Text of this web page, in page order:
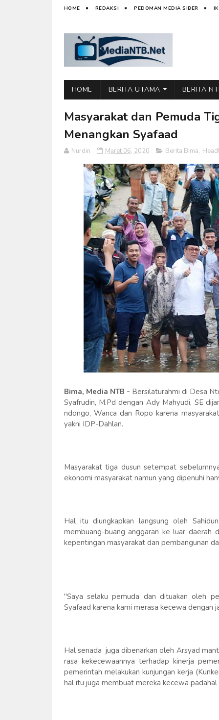
HOME REDAKSI PEDOMAN MEDIA SIBER
HOME BERITA UTAMA BERITA
Masyarakat dan Pemuda
Menangkan Syafaad
Nurdin Maret 06, 2020 Berita Bima,
Bima, Media NTB - Bersilaturahmi di Desa
Syafrudin, M.Pd dengan Ady Mahyudi, SE
ndongo, Wanca dan Ropo karena
yakni IDP-Dahlan.
Masyarakat tiga dusun setempat
ekonomi masyarakat namun yang dipenuhi
Hal itu diungkapkan langsung oleh
membuang-buang anggaran ke luar daerah
kepentingan masyarakat dan pembangunan
"Saya selaku pemuda dan dituakan oleh
Syafaad karena kami merasa kecewa dengan
Hal senada juga dibenarkan oleh Arsyad
rasa kekecewaannya terhadap kinerja
pemerintah melakukan kunjungan kerja
hal itu juga membuat mereka kecewa